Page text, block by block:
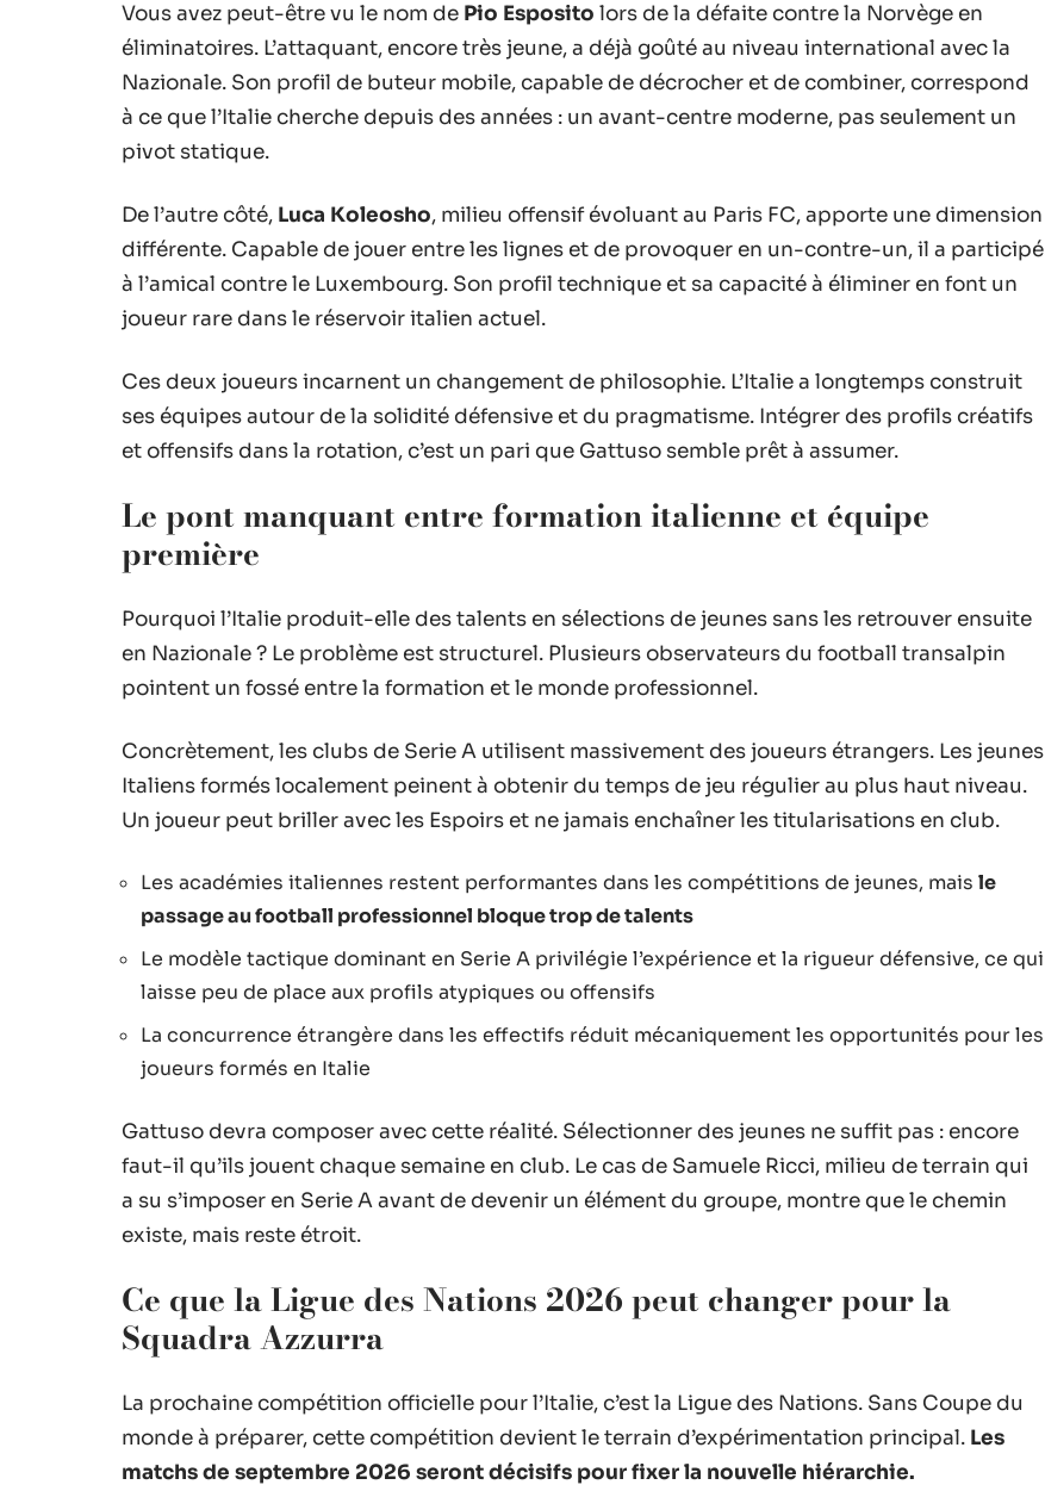
Vous avez peut-être vu le nom de Pio Esposito lors de la défaite contre la Norvège en
éliminatoires. L’attaquant, encore très jeune, a déjà goûté au niveau international avec la
Nazionale. Son profil de buteur mobile, capable de décrocher et de combiner, correspond
à ce que l’Italie cherche depuis des années : un avant-centre moderne, pas seulement un
pivot statique.
De l’autre côté, Luca Koleosho, milieu offensif évoluant au Paris FC, apporte une dimension
différente. Capable de jouer entre les lignes et de provoquer en un-contre-un, il a participé
à l’amical contre le Luxembourg. Son profil technique et sa capacité à éliminer en font un
joueur rare dans le réservoir italien actuel.
Ces deux joueurs incarnent un changement de philosophie. L’Italie a longtemps construit
ses équipes autour de la solidité défensive et du pragmatisme. Intégrer des profils créatifs
et offensifs dans la rotation, c’est un pari que Gattuso semble prêt à assumer.
Le pont manquant entre formation italienne et équipe
première
Pourquoi l’Italie produit-elle des talents en sélections de jeunes sans les retrouver ensuite
en Nazionale ? Le problème est structurel. Plusieurs observateurs du football transalpin
pointent un fossé entre la formation et le monde professionnel.
Concrètement, les clubs de Serie A utilisent massivement des joueurs étrangers. Les jeunes
Italiens formés localement peinent à obtenir du temps de jeu régulier au plus haut niveau.
Un joueur peut briller avec les Espoirs et ne jamais enchaîner les titularisations en club.
Les académies italiennes restent performantes dans les compétitions de jeunes, mais le
passage au football professionnel bloque trop de talents
Le modèle tactique dominant en Serie A privilégie l’expérience et la rigueur défensive, ce qui
laisse peu de place aux profils atypiques ou offensifs
La concurrence étrangère dans les effectifs réduit mécaniquement les opportunités pour les
joueurs formés en Italie
Gattuso devra composer avec cette réalité. Sélectionner des jeunes ne suffit pas : encore
faut-il qu’ils jouent chaque semaine en club. Le cas de Samuele Ricci, milieu de terrain qui
a su s’imposer en Serie A avant de devenir un élément du groupe, montre que le chemin
existe, mais reste étroit.
Ce que la Ligue des Nations 2026 peut changer pour la
Squadra Azzurra
La prochaine compétition officielle pour l’Italie, c’est la Ligue des Nations. Sans Coupe du
monde à préparer, cette compétition devient le terrain d’expérimentation principal. Les
matchs de septembre 2026 seront décisifs pour fixer la nouvelle hiérarchie.